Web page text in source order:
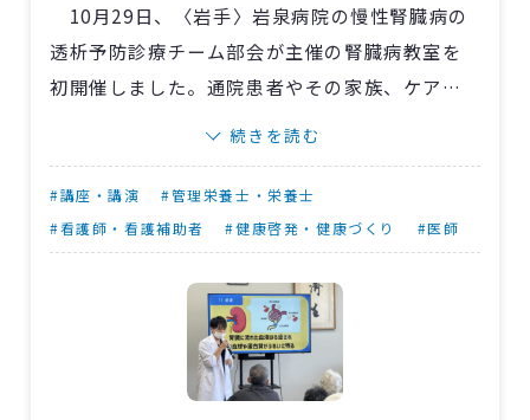
10月29日、〈岩手〉岩泉病院の慢性腎臓病の
透析予防診療チーム部会が主催の腎臓病教室を
初開催しました。通院患者やその家族、ケアマ
ネジャーなど37人が参加しました。
役割、慢性腎不全の定義」、上舘陽香管理栄養
士が「食事の基本的な知識と食事療法」を説
常生活の過ごし方や要因となる高血圧や生活習
慣病の予防法」の講話を実施しました。
参加者からは「腎臓の基本的なことを知る機
会になった」「図で分かりやすく説明してもら
続きを読む
#講座・講演
#管理栄養士・栄養士
#看護師・看護補助者
#健康啓発・健康づくり #医師